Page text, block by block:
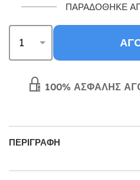
ΠΑΡΑΔΌΘΗΚΕ
100% ΑΣΦΑΛΉΣ
ΠΕΡΙΓΡΑΦΉ